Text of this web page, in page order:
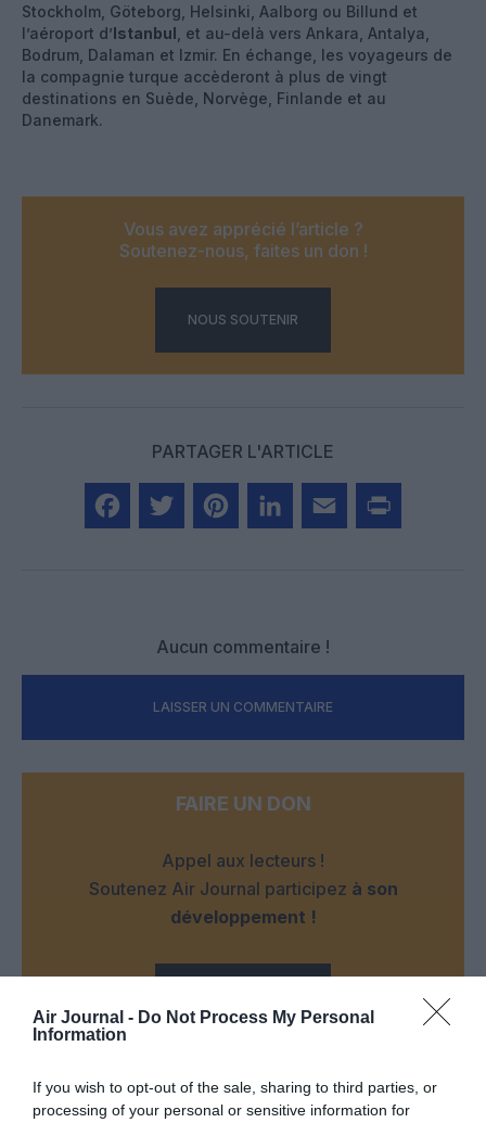
Air Journal - Do Not Process My Personal
Information
If you wish to opt-out of the sale, sharing to third parties, or
processing of your personal or sensitive information for
Stockholm, Göteborg, Helsinki, Aalborg ou Billund et
l’aéroport d’Istanbul , et au-delà vers Ankara, Antalya,
Bodrum, Dalaman et Izmir. En échange, les voyageurs de
la compagnie turque accèderont à plus de vingt
destinations en Suède, Norvège, Finlande et au
Danemark.
Vous avez apprécié l’article ?
Soutenez-nous, faites un don !
NOUS SOUTENIR
PARTAGER L'ARTICLE
Aucun commentaire !
LAISSER UN COMMENTAIRE
FAIRE UN DON
Appel aux lecteurs !
Soutenez Air Journal participez à son
développement !